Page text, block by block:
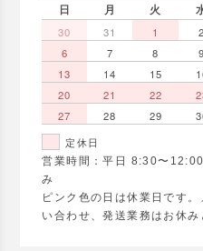
日 月 火
30 31 1 2
6
7 8 9
13
14 15
20
21 22
27
28 29
定休日
営業時間：平日 8:30〜
み
ピンク色の日は休業日です
い合わせ、発送業務はお休み